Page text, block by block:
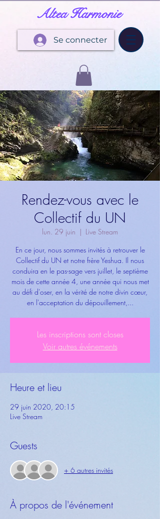
Altea Harmonie
Se connecter
Rendez-vous avec le
Collectif du UN
lun. 29 juin
  |
Live Stream
En ce jour, nous sommes invités à retrouver le
Collectif du UN et notre frère Yeshua. Il nous
conduira en le pas-sage vers juillet, le septième
mois de cette année 4, une année qui nous met
au défi d'oser, en la vérité de notre divin cœur,
en l'acceptation du dépouillement,...
Les inscriptions sont closes
Voir autres événements
Heure et lieu
29 juin 2020, 20:15
Live Stream
Guests
+ 6 autres invités
À propos de l'événement